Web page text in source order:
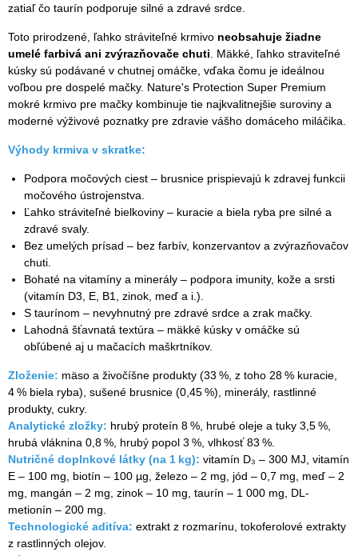
zatiaľ čo taurín podporuje silné a zdravé srdce.
Toto prirodzené, ľahko stráviteľné krmivo neobsahuje žiadne
umelé farbivá ani zvýrazňovače chuti . Mäkké, ľahko straviteľné
kúsky sú podávané v chutnej omáčke, vďaka čomu je ideálnou
voľbou pre dospelé mačky. Nature's Protection Super Premium
mokré krmivo pre mačky kombinuje tie najkvalitnejšie suroviny a
moderné výživové poznatky pre zdravie vášho domáceho miláčika.
Výhody krmiva v skratke:
Podpora močových ciest – brusnice prispievajú k zdravej funkcii
močového ústrojenstva.
Ľahko stráviteľné bielkoviny – kuracie a biela ryba pre silné a
zdravé svaly.
Bez umelých prísad – bez farbív, konzervantov a zvýrazňovačov
chuti.
Bohaté na vitamíny a minerály – podpora imunity, kože a srsti
(vitamín D3, E, B1, zinok, meď a i.).
S taurínom – nevyhnutný pre zdravé srdce a zrak mačky.
Lahodná šťavnatá textúra – mäkké kúsky v omáčke sú
obľúbené aj u mačacích maškrtníkov.
Zloženie: mäso a živočíšne produkty (33 %, z toho 28 % kuracie,
4 % biela ryba), sušené brusnice (0,45 %), minerály, rastlinné
produkty, cukry.
Analytické zložky: hrubý proteín 8 %, hrubé oleje a tuky 3,5 %,
hrubá vláknina 0,8 %, hrubý popol 3 %, vlhkosť 83 %.
Nutričné doplnkové látky (na 1 kg): vitamín D₃ – 300 MJ, vitamín
E – 100 mg, biotín – 100 µg, železo – 2 mg, jód – 0,7 mg, meď – 2
mg, mangán – 2 mg, zinok – 10 mg, taurín – 1 000 mg, DL-
metionín – 200 mg.
Technologické aditíva: extrakt z rozmarínu, tokoferolové extrakty
z rastlinných olejov.